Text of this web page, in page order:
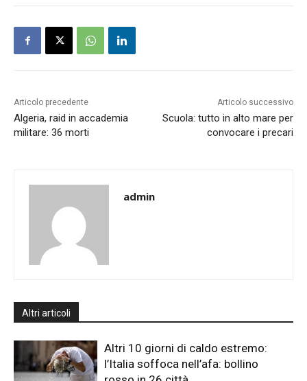
Articolo precedente
Algeria, raid in accademia
militare: 36 morti
Articolo successivo
Scuola: tutto in alto mare per
convocare i precari
admin
Altri articoli
Altri 10 giorni di caldo estremo:
l’Italia soffoca nell’afa: bollino